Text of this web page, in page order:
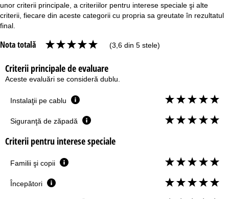
unor criterii principale, a criteriilor pentru interese speciale şi alte
criterii, fiecare din aceste categorii cu propria sa greutate în rezultatul
final.
Nota totală (3,6 din 5 stele)
Criterii principale de evaluare
Aceste evaluări se consideră dublu.
Instalaţii pe cablu
Siguranţă de zăpadă
Criterii pentru interese speciale
Familii şi copii
Începători